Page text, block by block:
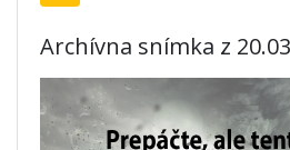
Archívna snímka z